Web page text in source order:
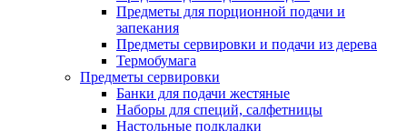
Предметы для порционной подачи и
запекания
Предметы сервировки и подачи из дерева
Термобумага
Предметы сервировки
Банки для подачи жестяные
Наборы для специй, салфетницы
Настольные подкладки